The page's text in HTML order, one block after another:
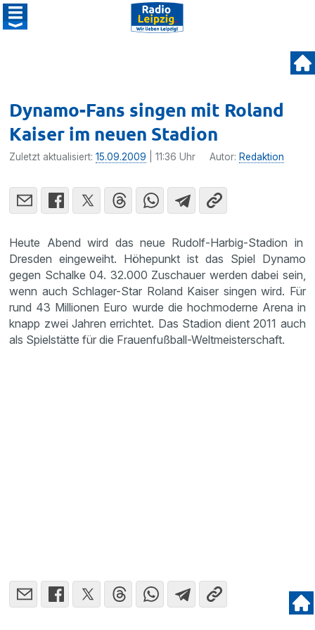
Dynamo-Fans singen mit Roland
Kaiser im neuen Stadion
Zuletzt aktualisiert:15.09.2009 | 11:36 Uhr Autor: Redaktion
Heute Abend wird das neue Rudolf-Harbig-Stadion in
Dresden einge­weiht. Höhepunkt ist das Spiel Dynamo
gegen Schalke 04. 32.000 Zuschauer werden dabei sein,
wenn auch Schlager-Star Roland Kaiser singen wird. Für
rund 43 Millionen Euro wurde die hochmo­derne Arena in
knapp zwei Jahren errichtet. Das Stadion dient 2011 auch
als Spiel­stätte für die Frauen­fuß­ball-Weltmeis­ter­schaft.